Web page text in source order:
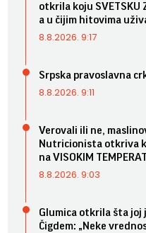
otkrila koju SVETSKU
a u čijim hitovima
8.8.2026. 9:17
Srpska pravoslavna
8.8.2026. 9:11
Verovali ili ne,
Nutricionista otkriva
na VISOKIM
8.8.2026. 9:03
Glumica otkrila šta joj
Čigdem: „Neke